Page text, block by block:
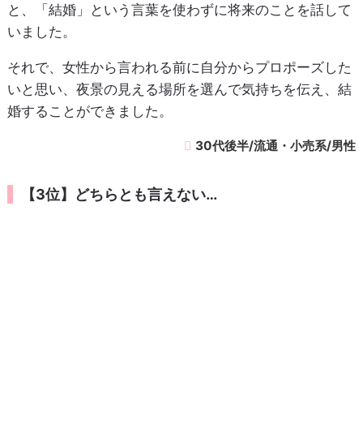
と、「結婚」という言葉を使わずに将来のことを話して
いました。
それで、女性から言われる前に自分からプロポーズした
いと思い、夜景の見える場所を選んで気持ちを伝え、結
婚することができました。
30代後半/流通・小売系/男性
【3位】どちらとも言えない…